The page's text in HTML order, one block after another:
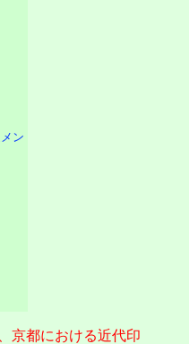
京都における近代印